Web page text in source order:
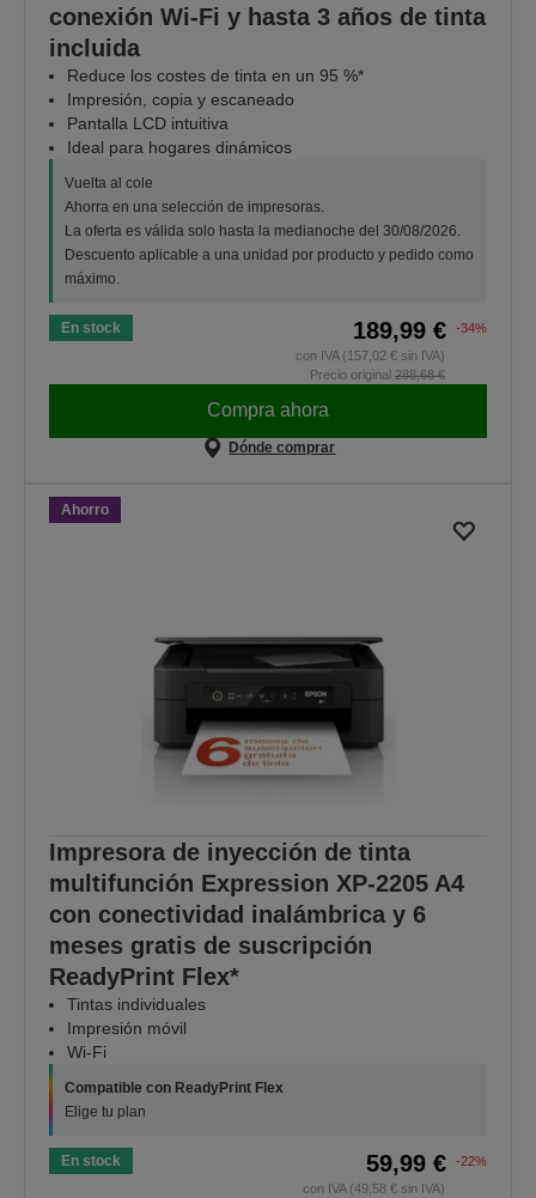
conexión Wi-Fi y hasta 3 años de tinta
incluida
Reduce los costes de tinta en un 95 %*
Impresión, copia y escaneado
Pantalla LCD intuitiva
Ideal para hogares dinámicos
Vuelta al cole
Ahorra en una selección de impresoras.
La oferta es válida solo hasta la medianoche del 30/08/2026.
Descuento aplicable a una unidad por producto y pedido como
máximo.
En stock 189,99 €
-34%
con IVA (157,02 € sin IVA)
Precio original 288,68 €
Compra ahora
Dónde comprar
Ahorro
Impresora de inyección de tinta
multifunción Expression XP-2205 A4
con conectividad inalámbrica y 6
meses gratis de suscripción
ReadyPrint Flex*
Tintas individuales
Impresión móvil
Wi-Fi
Compatible con ReadyPrint Flex
Elige tu plan
En stock 59,99 €
-22%
con IVA (49,58 € sin IVA)